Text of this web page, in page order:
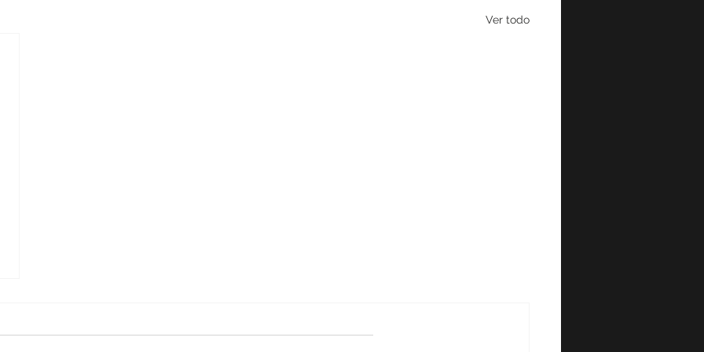
Ver todo